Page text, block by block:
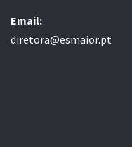
Email:
diretora@esmaior.pt